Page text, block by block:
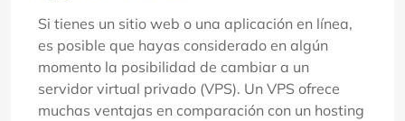
Si tienes un sitio web o una aplicación en línea,
es posible que hayas considerado en algún
momento la posibilidad de cambiar a un
servidor virtual privado (VPS). Un VPS ofrece
muchas ventajas en comparación con un hosting